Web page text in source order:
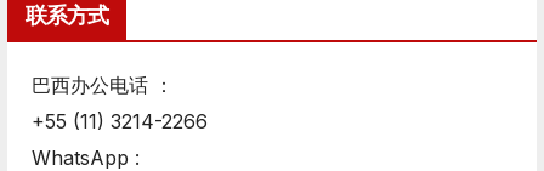
联系方式
巴西办公电话 ：
+55 (11) 3214-2266
WhatsApp :